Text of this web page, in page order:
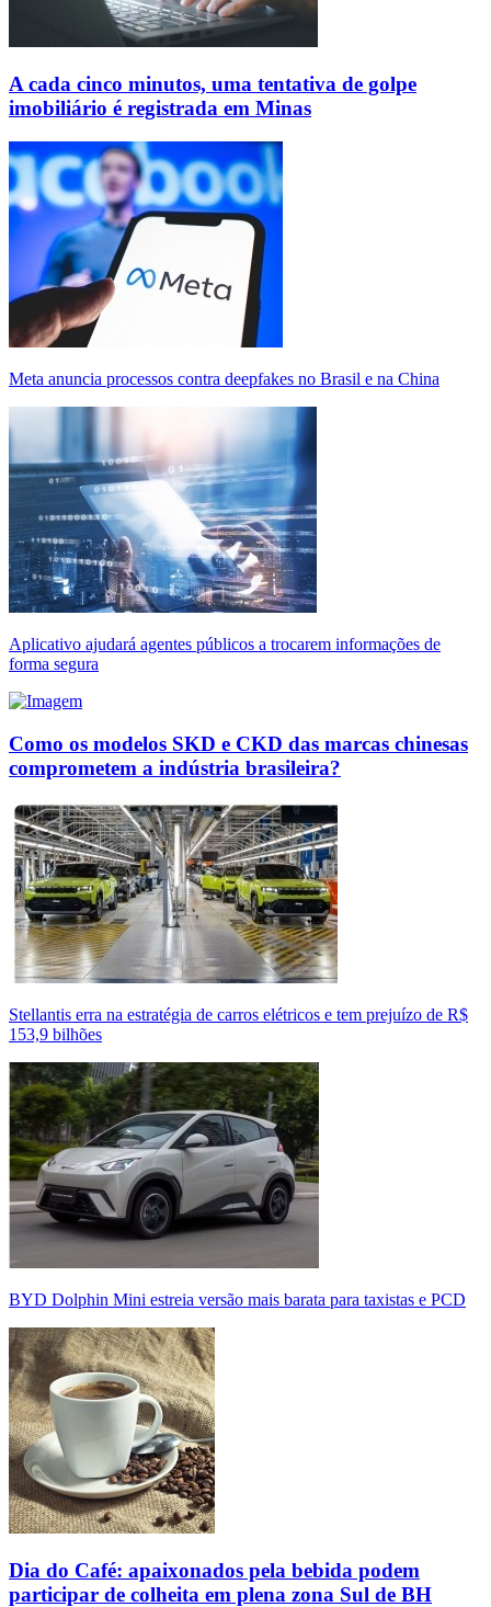
A cada cinco minutos, uma tentativa de golpe
imobiliário é registrada em Minas
Meta anuncia processos contra deepfakes no Brasil e na China
Aplicativo ajudará agentes públicos a trocarem informações de
forma segura
Como os modelos SKD e CKD das marcas chinesas
comprometem a indústria brasileira?
Stellantis erra na estratégia de carros elétricos e tem prejuízo de R$
153,9 bilhões
BYD Dolphin Mini estreia versão mais barata para taxistas e PCD
Dia do Café: apaixonados pela bebida podem
participar de colheita em plena zona Sul de BH